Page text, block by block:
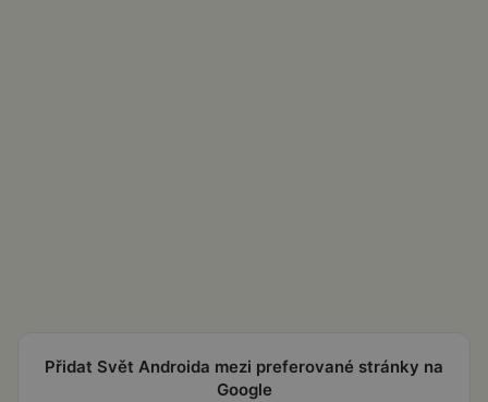
Přidat Svět Androida mezi preferované stránky na
Google